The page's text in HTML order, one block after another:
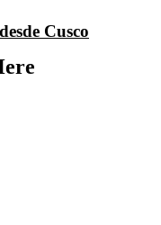
Cusco